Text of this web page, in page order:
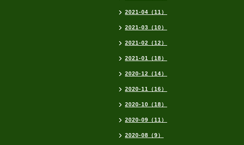
2021-04（11）
2021-03（10）
2021-02（12）
2021-01（18）
2020-12（14）
2020-11（16）
2020-10（18）
2020-09（11）
2020-08（9）